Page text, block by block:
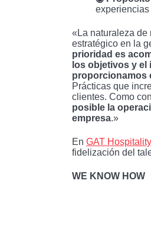
«La naturaleza de
estratégico en la
prioridad es
los objetivos y
proporcionamos
Prácticas que
clientes. Como
posible la
empresa.»
En GAT Hospitality
fidelización del
WE KNOW HOW